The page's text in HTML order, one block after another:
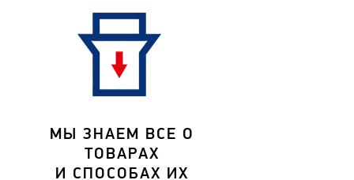
МЫ ЗНАЕМ ВСЕ О
ТОВАРАХ
И СПОСОБАХ ИХ